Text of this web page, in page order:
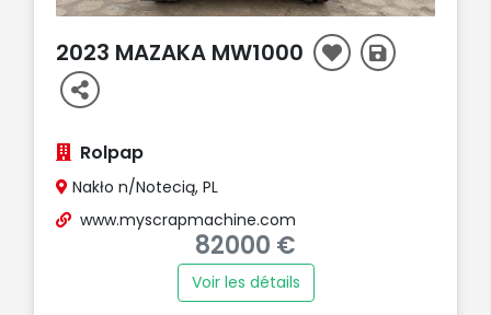
2023 MAZAKA MW1000
Rolpap
Nakło n/Notecią, PL
www.myscrapmachine.com
82000 €
Voir les détails